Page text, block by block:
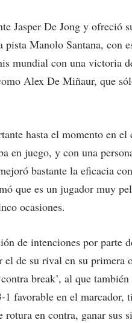
Jasper De Jong y ofreció
Manolo Santana, con
mundial con una victoria
Alex De Miñaur, que
hasta el momento en el
en juego, y con una
bastante la eficacia
que es un jugador muy
ocasiones.
de intenciones por parte
de su rival en su primera
break’, al que
favorable en el marcador,
en contra, ganar sus